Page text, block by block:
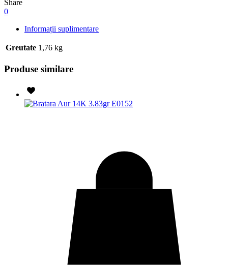
Share
0
Informații suplimentare
Greutate 1,76 kg
Produse similare